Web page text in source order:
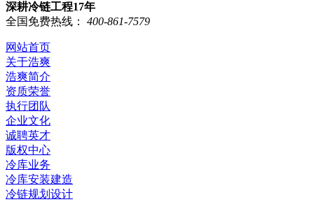
深耕冷链工程17年
全国免费热线：
400-861-7579
网站首页
关于浩爽
浩爽简介
资质荣誉
执行团队
企业文化
诚聘英才
版权中心
冷库业务
冷库安装建造
冷链规划设计